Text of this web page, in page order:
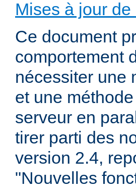
Mises à jour de
Ce document
comportement
nécessiter une
et une
serveur en
tirer parti des
version 2.4,
"Nouvelles